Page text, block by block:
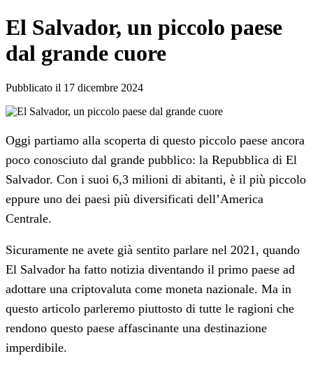
El Salvador, un piccolo paese
dal grande cuore
Pubblicato il 17 dicembre 2024
Oggi partiamo alla scoperta di questo piccolo paese ancora
poco conosciuto dal grande pubblico: la Repubblica di El
Salvador. Con i suoi 6,3 milioni di abitanti, è il più piccolo
eppure uno dei paesi più diversificati dell’America
Centrale.
Sicuramente ne avete già sentito parlare nel 2021, quando
El Salvador ha fatto notizia diventando il primo paese ad
adottare una criptovaluta come moneta nazionale. Ma in
questo articolo parleremo piuttosto di tutte le ragioni che
rendono questo paese affascinante una destinazione
imperdibile.